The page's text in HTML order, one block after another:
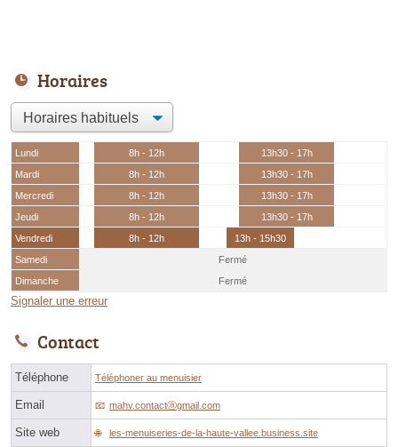
Horaires
Lundi 8h - 12h
13h30 - 17h
Mardi
8h - 12h
13h30 - 17h
Mercredi
8h - 12h
13h30 - 17h
Jeudi
8h - 12h
13h30 - 17h
Vendredi
8h - 12h
13h - 15h30
Samedi
Fermé
Dimanche
Fermé
Signaler une erreur
Contact
Téléphone Téléphoner au menuisier
Email mahv.contactⓐgmail.com
Site web les-menuiseries-de-la-haute-vallee.business.site